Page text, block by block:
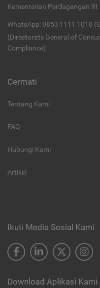
Kementerian Perdagangan RI
WhatsApp: 0853 1111 1010
(Directorate General of
Compliance)
Cermati
Tentang Kami
FAQ
Hubungi Kami
Artikel
Ikuti Media Sosial Kami
Download Aplikasi Kami